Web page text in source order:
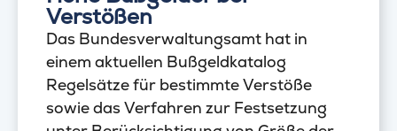
Verstößen
Das Bundesverwaltungsamt hat in
einem aktuellen Bußgeldkatalog
Regelsätze für bestimmte Verstöße
sowie das Verfahren zur Festsetzung